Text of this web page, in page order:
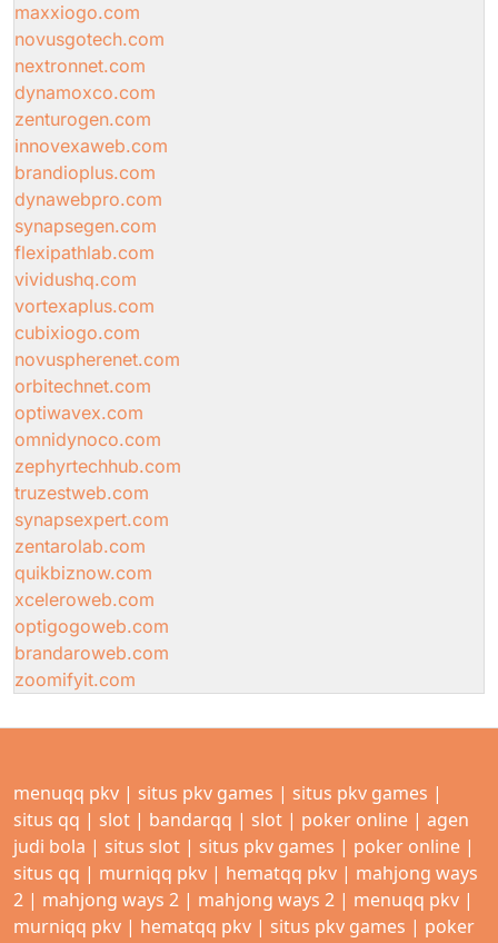
maxxiogo.com
novusgotech.com
nextronnet.com
dynamoxco.com
zenturogen.com
innovexaweb.com
brandioplus.com
dynawebpro.com
synapsegen.com
flexipathlab.com
vividushq.com
vortexaplus.com
cubixiogo.com
novuspherenet.com
orbitechnet.com
optiwavex.com
omnidynoco.com
zephyrtechhub.com
truzestweb.com
synapsexpert.com
zentarolab.com
quikbiznow.com
xceleroweb.com
optigogoweb.com
brandaroweb.com
zoomifyit.com
menuqq pkv | situs pkv games | situs pkv games |
situs qq | slot | bandarqq | slot | poker online | agen
judi bola | situs slot | situs pkv games | poker online |
situs qq | murniqq pkv | hematqq pkv | mahjong ways
2 | mahjong ways 2 | mahjong ways 2 | menuqq pkv |
murniqq pkv | hematqq pkv | situs pkv games | poker